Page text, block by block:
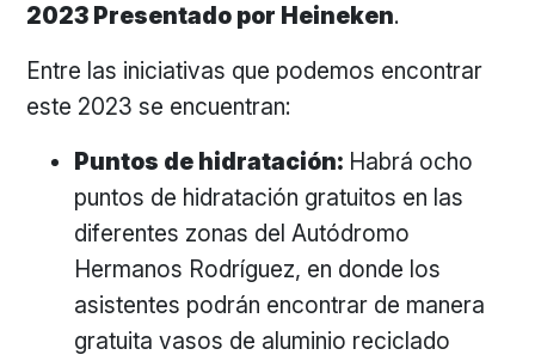
2023 Presentado por Heineken.
Entre las iniciativas que podemos encontrar
este 2023 se encuentran:
Puntos de hidratación: Habrá ocho
puntos de hidratación gratuitos en las
diferentes zonas del Autódromo
Hermanos Rodríguez, en donde los
asistentes podrán encontrar de manera
gratuita vasos de aluminio reciclado